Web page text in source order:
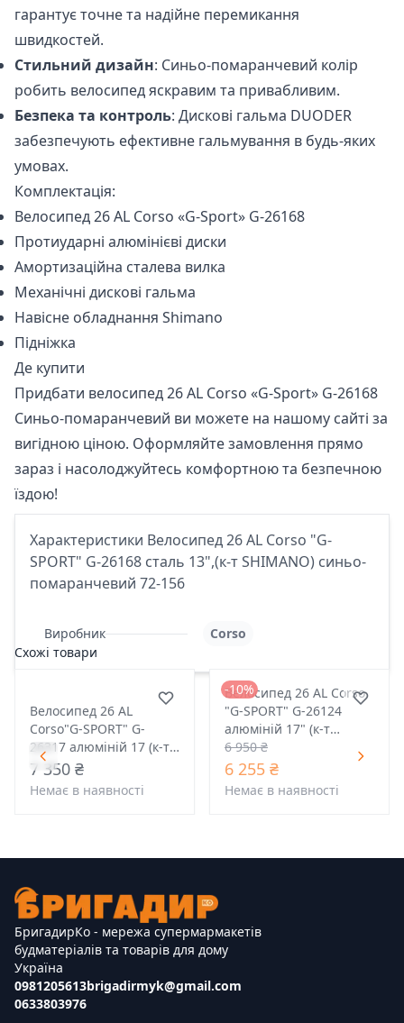
гарантує точне та надійне перемикання
швидкостей.
Стильний дизайн: Синьо-помаранчевий колір
робить велосипед яскравим та привабливим.
Безпека та контроль: Дискові гальма DUODER
забезпечують ефективне гальмування в будь-яких
умовах.
Комплектація:
Велосипед 26 AL Corso «G-Sport» G-26168
Протиударні алюмінієві диски
Амортизаційна сталева вилка
Механічні дискові гальма
Навісне обладнання Shimano
Підніжка
Де купити
Придбати велосипед26 AL Corso «G-Sport» G-26168
Синьо-помаранчевий ви можете на нашому сайті за
вигідною ціною. Оформляйте замовлення прямо
зараз і насолоджуйтесь комфортною та безпечною
їздою!
Характеристики Велосипед 26 AL Corso "G-
SPORT" G-26168 сталь 13",(к-т SHIMANO) синьо-
помаранчевий 72-156
Виробник
Corso
Схожі товари
Велосипед 26 AL
Corso"G-SPORT" G-
26317 алюміній 17 (к-т
SHIMANO репліа) синій
72-169
7 350 ₴
Немає в наявності
-10%
Велосипед 26 AL Corso
"G-SPORT" G-26124
алюміній 17" (к-т
Shimano репліка)
чорно-червоний
6 950 ₴
6 255 ₴
Немає в наявності
БригадирКо - мережа супермармакетів
будматеріалів та товарів для дому
Україна
0981205613
0633803976
brigadirmyk@gmail.com